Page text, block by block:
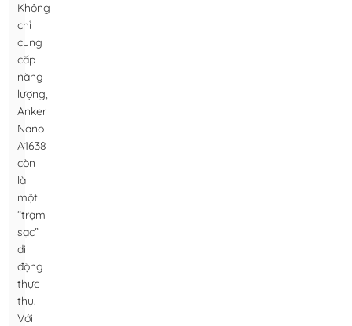
Không
chỉ
cung
cấp
năng
lượng,
Anker
Nano
A1638
còn
là
một
“trạm
sạc”
di
động
thực
thụ.
Với